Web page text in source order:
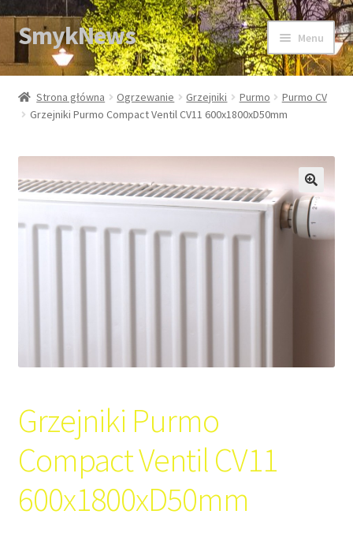
Przejdź
do
nawigacji
Przejdź
do
treści
SmykNews Menu
Strona główna
Strona główna Ogrzewanie Grzejniki Purmo
Purmo CV
Grzejniki Purmo Compact Ventil CV11 600x1800xD50mm
Grzejniki Purmo
Compact Ventil CV11
600x1800xD50mm